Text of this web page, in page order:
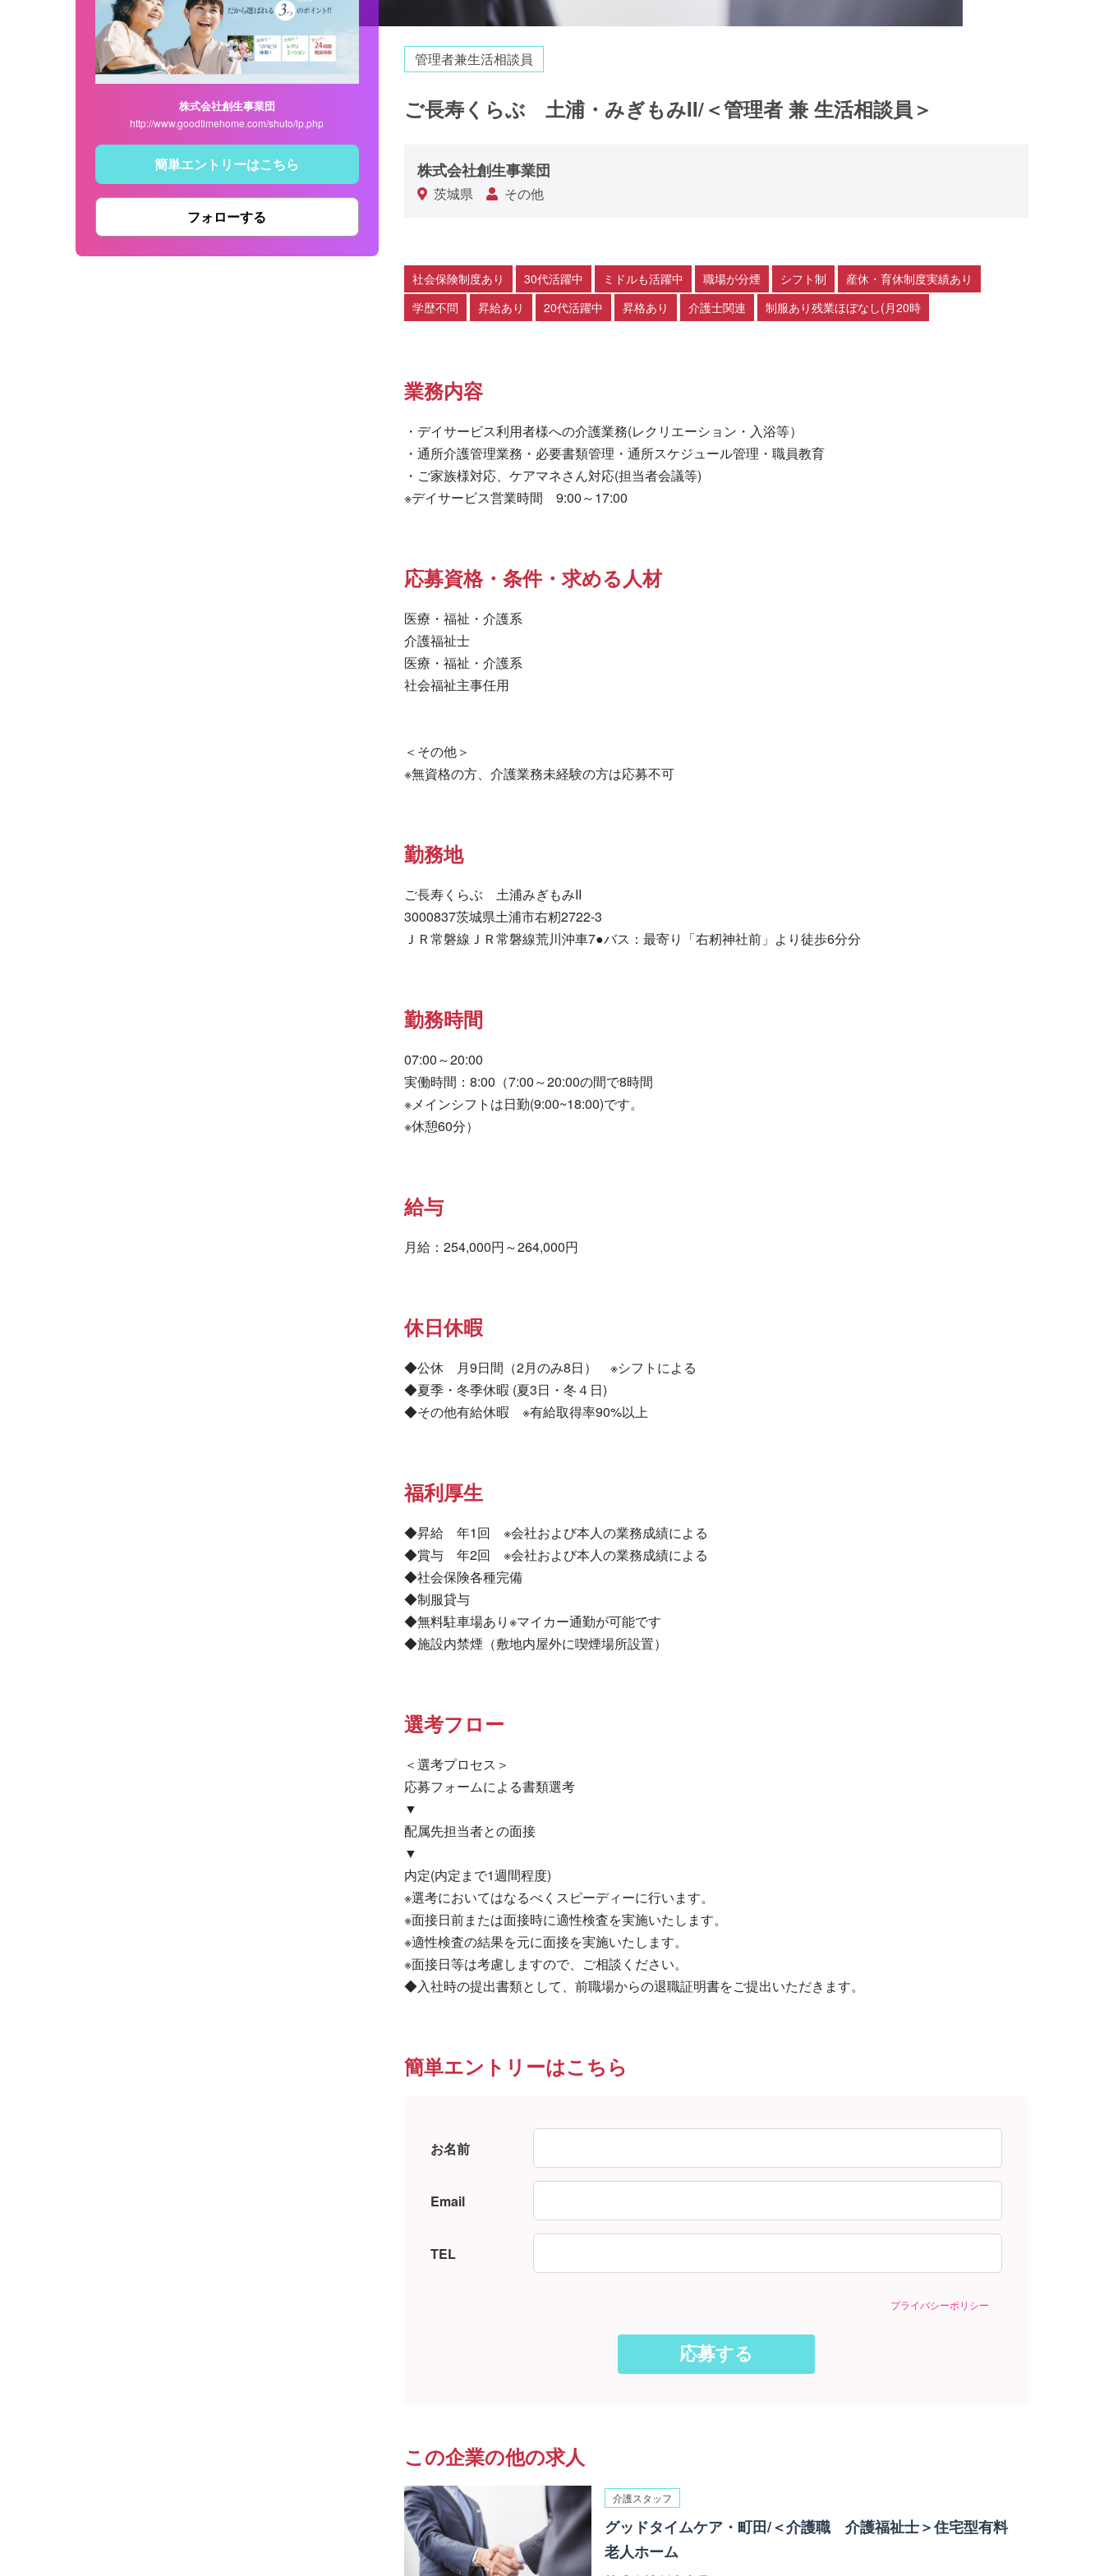
株式会社創生事業団
http://www.goodtimehome.com/shuto/lp.php
簡単エントリーはこちら
フォローする
管理者兼生活相談員
ご長寿くらぶ 土浦・みぎもみII/＜管理者 兼 生活相談員＞
株式会社創生事業団
茨城県 その他
社会保険制度あり 30代活躍中 ミドルも活躍中 職場が分煙 シフト制
産休・育休制度実績あり
学歴不問
昇給あり 20代活躍中 昇格あり 介護士関連 制服あり残業ほぼなし(月20時
業務内容
・デイサービス利用者様への介護業務(レクリエーション・入浴等）
・通所介護管理業務・必要書類管理・通所スケジュール管理・職員教育
・ご家族様対応、ケアマネさん対応(担当者会議等)
※デイサービス営業時間　9:00～17:00
応募資格・条件・求める人材
医療・福祉・介護系
介護福祉士
医療・福祉・介護系
社会福祉主事任用
＜その他＞
※無資格の方、介護業務未経験の方は応募不可
勤務地
ご長寿くらぶ　土浦みぎもみII
3000837茨城県土浦市右籾2722-3
ＪＲ常磐線ＪＲ常磐線荒川沖車7●バス：最寄り「右籾神社前」より徒歩6分分
勤務時間
07:00～20:00
実働時間：8:00（7:00～20:00の間で8時間
※メインシフトは日勤(9:00~18:00)です。
※休憩60分）
給与
月給：254,000円～264,000円
休日休暇
◆公休　月9日間（2月のみ8日）　※シフトによる
◆夏季・冬季休暇 (夏3日・冬４日)
◆その他有給休暇　※有給取得率90%以上
福利厚生
◆昇給　年1回　※会社および本人の業務成績による
◆賞与　年2回　※会社および本人の業務成績による
◆社会保険各種完備
◆制服貸与
◆無料駐車場あり※マイカー通勤が可能です
◆施設内禁煙（敷地内屋外に喫煙場所設置）
選考フロー
＜選考プロセス＞
応募フォームによる書類選考
▼
配属先担当者との面接
▼
内定(内定まで1週間程度)
※選考においてはなるべくスピーディーに行います。
※面接日前または面接時に適性検査を実施いたします。
※適性検査の結果を元に面接を実施いたします。
※面接日等は考慮しますので、ご相談ください。
◆入社時の提出書類として、前職場からの退職証明書をご提出いただきます。
簡単エントリーはこちら
お名前
Email
TEL
プライバシーポリシー
この企業の他の求人
介護スタッフ
グッドタイムケア・町田/＜介護職 介護福祉士＞住宅型有料
老人ホーム